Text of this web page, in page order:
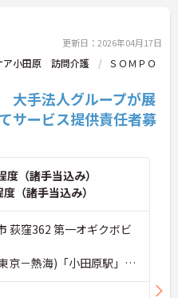
更新日：2026年04月17日
ア小田原 訪問介護
ＳＯＭＰＯ
大手法人グループが展
サービス提供責任者募
度（諸手当込み）
（諸手当込み）
荻窪362 第一オギクボビ
京－熱海)「小田原駅」徒